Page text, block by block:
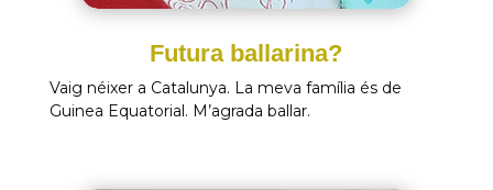
Futura ballarina?
Vaig néixer a Catalunya. La meva família és de
Guinea Equatorial. M’agrada ballar.